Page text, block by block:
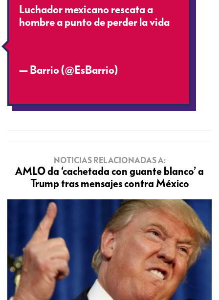
Luchador mexicano rescata a
hombre a punto de perder la vida
— Barrio (@EsBarrio)
NOTICIAS RELACIONADAS A:
AMLO da ‘cachetada con guante blanco’ a
Trump tras mensajes contra México